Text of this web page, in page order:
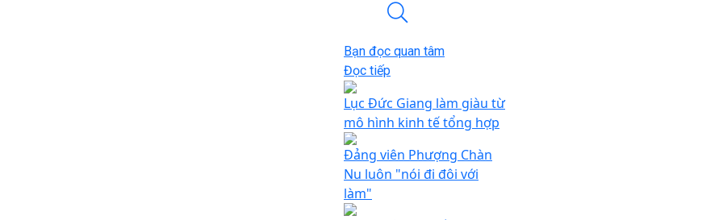
Bạn đọc quan tâm
Đọc tiếp
Lục Đức Giang làm giàu từ
mô hình kinh tế tổng hợp
Đảng viên Phượng Chàn
Nu luôn "nói đi đôi với
làm"